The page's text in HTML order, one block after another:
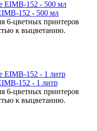
152 - 500 мл
6-цветных принтеров
к выцветанию.
152 - 1 литр
6-цветных принтеров
к выцветанию.